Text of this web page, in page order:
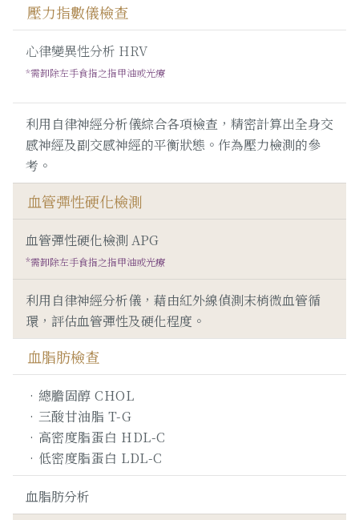
壓力指數儀檢查
心律變異性分析 HRV
*需卸除左手食指之指甲油或光療
利用自律神經分析儀綜合各項檢查，精密計算出全身交
感神經及副交感神經的平衡狀態。作為壓力檢測的參
考。
血管彈性硬化檢測
血管彈性硬化檢測 APG
*需卸除左手食指之指甲油或光療
利用自律神經分析儀，藉由紅外線偵測末梢微血管循
環，評估血管彈性及硬化程度。
血脂肪檢查
總膽固醇 CHOL
三酸甘油脂 T-G
高密度脂蛋白 HDL-C
低密度脂蛋白 LDL-C
血脂肪分析